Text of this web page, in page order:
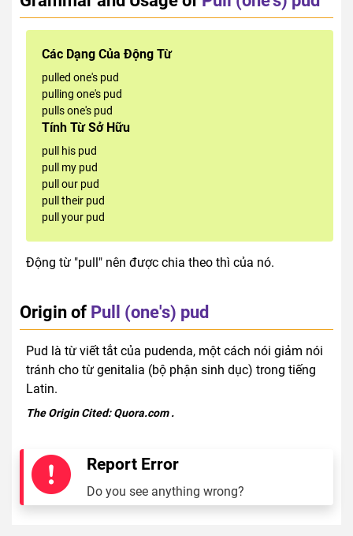
Các Dạng Của Động Từ
pulled one's pud
pulling one's pud
pulls one's pud
Tính Từ Sở Hữu
pull his pud
pull my pud
pull our pud
pull their pud
pull your pud
Động từ "pull" nên được chia theo thì của nó.
Origin of Pull (one's) pud
Pud là từ viết tắt của pudenda, một cách nói giảm nói
tránh cho từ genitalia (bộ phận sinh dục) trong tiếng
Latin.
The Origin Cited:Quora.com.
Report Error
Do you see anything wrong?